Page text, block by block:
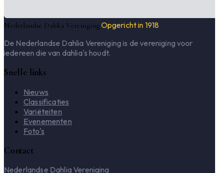
Nederlandse Dahlia VerenigingOpgericht in 1918
De Nederlandse Dahlia Vereniging is de vereniging voor
iedereen die van dahlia's houdt.
Snelle links
Nieuws
Classificaties
Variëteiten
Evenementen
Foto's
Contact
Nederlandse Dahlia Vereniging